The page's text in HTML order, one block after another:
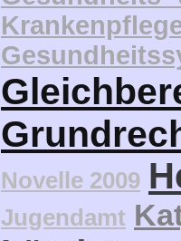
Novelle 2009
Jugendamt
Länder